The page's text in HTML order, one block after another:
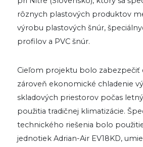
rôznych plastových produktov
výrobu plastových šnúr,
profilov a PVC šnúr.
Cieľom projektu bolo zabezpečiť
zároveň ekonomické chladenie
skladových priestorov počas
použitia tradičnej klimatizácie.
technického riešenia bolo
jednotiek Adrian-Air EV18KD,